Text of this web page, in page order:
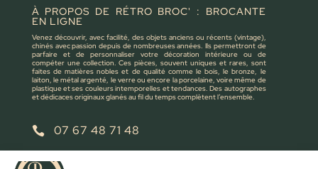
À PROPOS DE RÉTRO BROC' : BROCANTE
EN LIGNE
Venez découvrir, avec facilité, des objets anciens ou récents (vintage),
chinés avec passion depuis de nombreuses années. Ils permettront de
parfaire et de personnaliser votre décoration intérieure ou de
compéter une collection. Ces pièces, souvent uniques et rares, sont
faites de matières nobles et de qualité comme le bois, le bronze, le
laiton, le métal argenté, le verre ou encore la porcelaine, voire même de
plastique et ses couleurs intemporelles et tendances. Des autographes
et dédicaces originaux glanés au fil du temps complètent l’ensemble.
 07 67 48 71 48
 retrobroc85@gmail.com